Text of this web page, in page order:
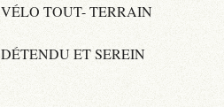
VÉLO TOUT- TERRAIN
DÉTENDU ET SEREIN